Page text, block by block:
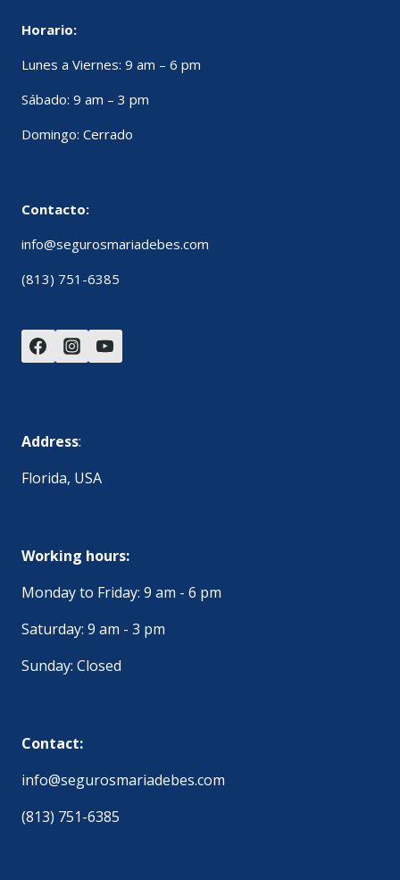
Horario:
Lunes a Viernes: 9 am – 6 pm
Sábado: 9 am – 3 pm
Domingo: Cerrado
Contacto:
info@segurosmariadebes.com
(813) 751-6385
Address:
Florida, USA
Working hours:
Monday to Friday: 9 am - 6 pm
Saturday: 9 am - 3 pm
Sunday: Closed
Contact:
info@segurosmariadebes.com
(813) 751-6385